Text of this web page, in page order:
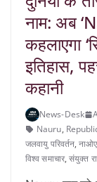
नाम: अब
कहलाएगा
इतिहास,
कहानी
News-Desk
Nauru,
जलवायु परिवर्तन,
विश्व समाचार,संयुक्त